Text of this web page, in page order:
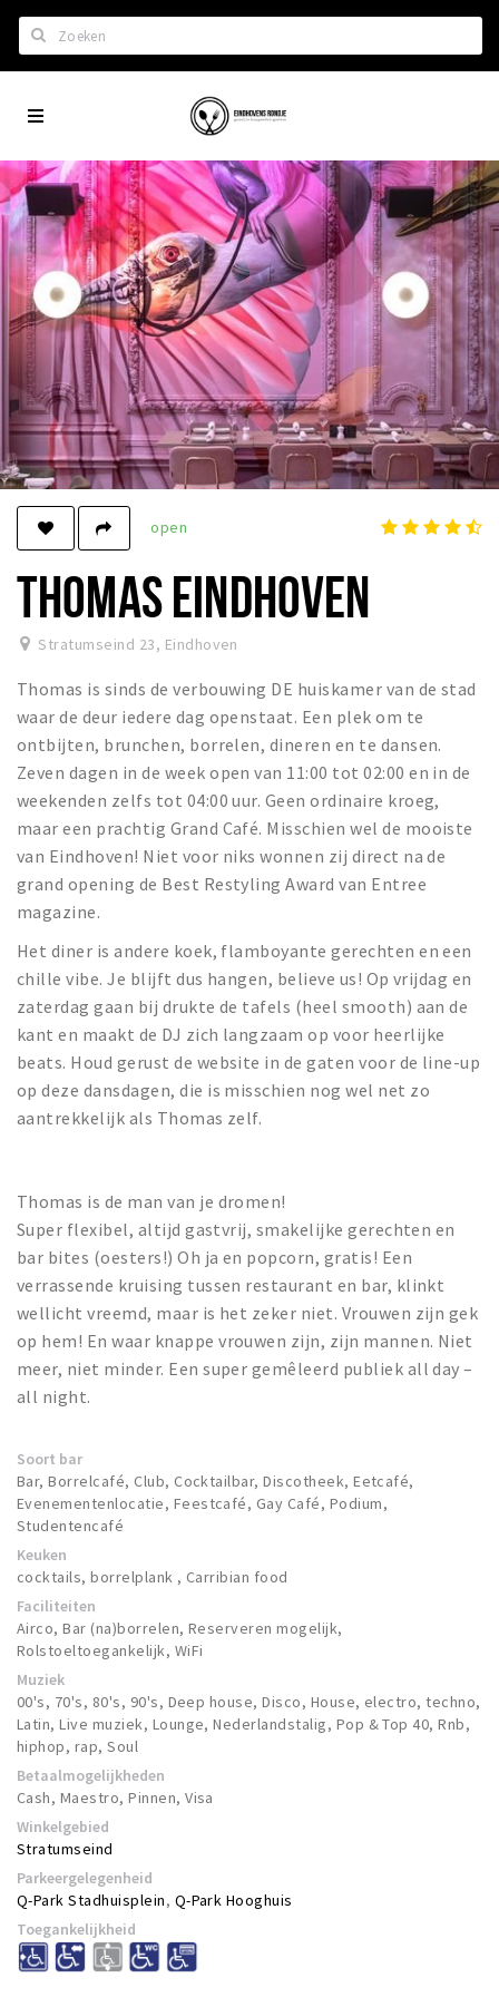
Home
Het laatste nieuws in Eindhoven
Lijstjes met Eindhoven tips
Roddels...
Restaurants en meer
Agenda
Hotels
Eindhovense Rondjes
Te koop en te huur
Winkels
Aanbiedingen
Ook reclame maken?
Over Eindhovens Rondje
Inloggen
City
open
THOMAS EINDHOVEN
Stratumseind 23, Eindhoven
Thomas is sinds de verbouwing DE huiskamer van de stad
waar de deur iedere dag openstaat. Een plek om te
ontbijten, brunchen, borrelen, dineren en te dansen.
Zeven dagen in de week open van 11:00 tot 02:00 en in de
weekenden zelfs tot 04:00 uur. Geen ordinaire kroeg,
maar een prachtig Grand Café. Misschien wel de mooiste
van Eindhoven! Niet voor niks wonnen zij direct na de
grand opening de Best Restyling Award van Entree
magazine.
Het diner is andere koek, flamboyante gerechten en een
chille vibe. Je blijft dus hangen, believe us! Op vrijdag en
zaterdag gaan bij drukte de tafels (heel smooth) aan de
kant en maakt de DJ zich langzaam op voor heerlijke
beats. Houd gerust de website in de gaten voor de line-up
op deze dansdagen, die is misschien nog wel net zo
aantrekkelijk als Thomas zelf.
Thomas is de man van je dromen!
Super flexibel, altijd gastvrij, smakelijke gerechten en
bar bites (oesters!) Oh ja en popcorn, gratis! Een
verrassende kruising tussen restaurant en bar, klinkt
wellicht vreemd, maar is het zeker niet. Vrouwen zijn gek
op hem! En waar knappe vrouwen zijn, zijn mannen. Niet
meer, niet minder. Een super gemêleerd publiek all day –
all night.
Soort bar
Bar, Borrelcafé, Club, Cocktailbar, Discotheek, Eetcafé,
Evenementenlocatie, Feestcafé, Gay Café, Podium,
Studentencafé
Keuken
cocktails, borrelplank , Carribian food
Faciliteiten
Airco, Bar (na)borrelen, Reserveren mogelijk,
Rolstoeltoegankelijk, WiFi
Muziek
00's, 70's, 80's, 90's, Deep house, Disco, House, electro, techno,
Latin, Live muziek, Lounge, Nederlandstalig, Pop & Top 40, Rnb,
hiphop, rap, Soul
Betaalmogelijkheden
Cash, Maestro, Pinnen, Visa
Winkelgebied
Stratumseind
Parkeergelegenheid
Q-Park Stadhuisplein, Q-Park Hooghuis
Toegankelijkheid